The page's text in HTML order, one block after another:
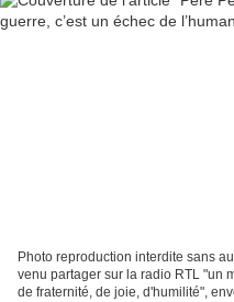
Photo reproduction interdite sans
venu partager sur la radio RTL "un
de fraternité, de joie, d'humilité",